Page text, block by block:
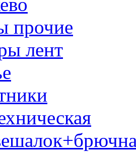
прочие
лент